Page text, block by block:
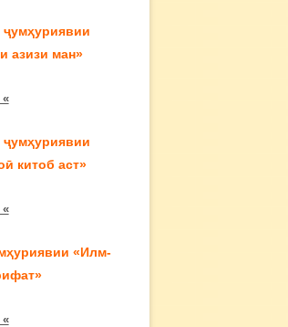
азизи ман»
китоб аст»
«Илм-